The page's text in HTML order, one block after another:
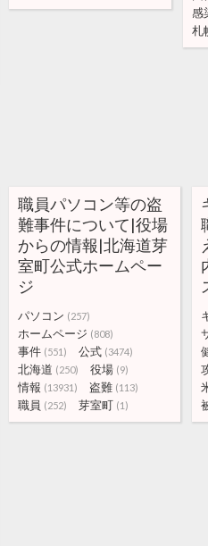
感
札
職員パソコン等の盗
難事件について|役場
からの情報|北海道芽
室町公式ホームペー
ジ
パソコン (257)
ホームページ (808)
事件 (551) 公式 (3474)
北海道 (250) 役場 (9)
情報 (13931) 盗難 (113)
職員 (252) 芽室町 (1)